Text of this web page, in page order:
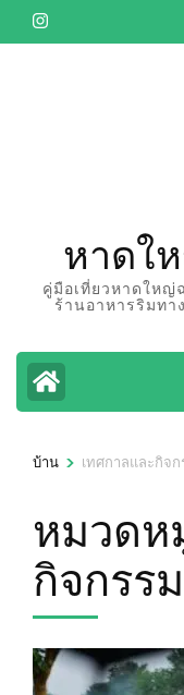
ไป
หาดใ
คู่มือเที่ยวหาดใหญ่
ร้านอาหารริมท
บ้าน > เทศกาลและกิจก
หมวดห
กิจกรรม